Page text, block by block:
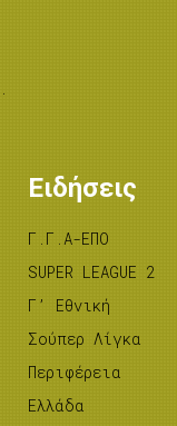
.
Ειδήσεις
Γ.Γ.Α-ΕΠΟ
SUPER LEAGUE 2
Γ’ Εθνική
Σούπερ Λίγκα
Περιφέρεια
Ελλάδα